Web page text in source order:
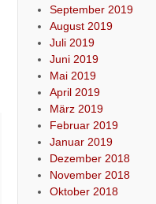
September 2019
August 2019
Juli 2019
Juni 2019
Mai 2019
April 2019
März 2019
Februar 2019
Januar 2019
Dezember 2018
November 2018
Oktober 2018